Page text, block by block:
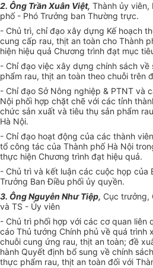
2. Ông Trần Xuân Việt, Thành ủy viên,
phố - Phó Trưởng ban Thường trực.
- Chủ trì, chỉ đạo xây dựng Kế hoạch
cung cấp rau, thịt an toàn cho Thành
hiện hiệu quả Chương trình đạt mục
- Chỉ đạo việc xây dựng chính sách về
phẩm rau, thịt an toàn theo chuỗi trên
- Chỉ đạo Sở Nông nghiệp & PTNT và
Nội phối hợp chặt chẽ với các tỉnh
chức sản xuất và tiêu thụ sản phẩm
Hà Nội.
- Chỉ đạo hoạt động của các thành
tổ công tác của Thành phố Hà Nội
thực hiện Chương trình đạt hiệu quả.
- Chủ trì và kết luận các cuộc họp của
Trưởng Ban Điều phối ủy quyền.
3. Ông Nguyễn Như Tiệp, Cục trưởng,
và TS - Ủy viên
- Chủ trì phối hợp với các cơ quan liên
cáo Thủ tướng Chính phủ về quá trình
chuỗi cung ứng rau, thịt an toàn; đề
hành Quyết định bổ sung về chính
thực phẩm rau, thịt an toàn đối với